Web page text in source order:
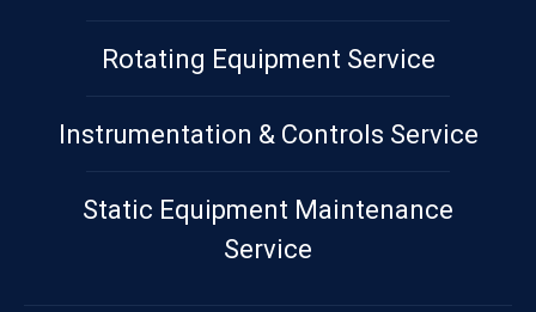
Rotating Equipment Service
Instrumentation & Controls Service
Static Equipment Maintenance
Service